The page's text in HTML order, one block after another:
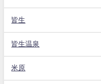
皆生
皆生温泉
米原